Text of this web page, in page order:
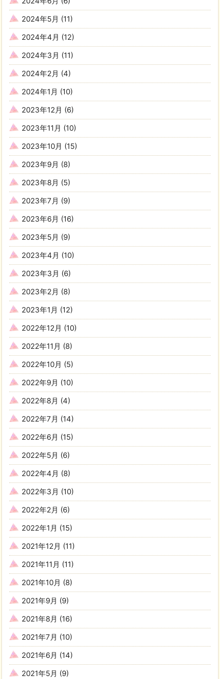
2024年5月 (11)
2024年4月 (12)
2024年3月 (11)
2024年2月 (4)
2024年1月 (10)
2023年12月 (6)
2023年11月 (10)
2023年10月 (15)
2023年9月 (8)
2023年8月 (5)
2023年7月 (9)
2023年6月 (16)
2023年5月 (9)
2023年4月 (10)
2023年3月 (6)
2023年2月 (8)
2023年1月 (12)
2022年12月 (10)
2022年11月 (8)
2022年10月 (5)
2022年9月 (10)
2022年8月 (4)
2022年7月 (14)
2022年6月 (15)
2022年5月 (6)
2022年4月 (8)
2022年3月 (10)
2022年2月 (6)
2022年1月 (15)
2021年12月 (11)
2021年11月 (11)
2021年10月 (8)
2021年9月 (9)
2021年8月 (16)
2021年7月 (10)
2021年6月 (14)
2021年5月 (9)